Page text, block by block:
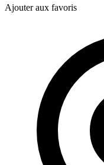
Ajouter aux favoris